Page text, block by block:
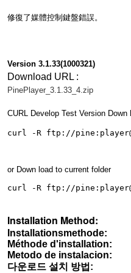
修復了媒體控制鍵盤錯誤。
Version 3.1.33(1000321)
Download URL :
PinePlayer_3.1.33_4.zip
CURL Develop Test Version
or Down load to current folder
curl -R ftp://
Installation Method:
Installationsmethode:
Méthode d'installation:
Metodo de instalacion:
다운로드 설치 방법: